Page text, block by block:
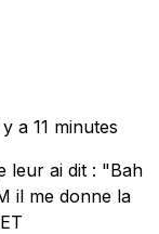
a 11 minutes
leur ai dit : "Bah
il me donne la